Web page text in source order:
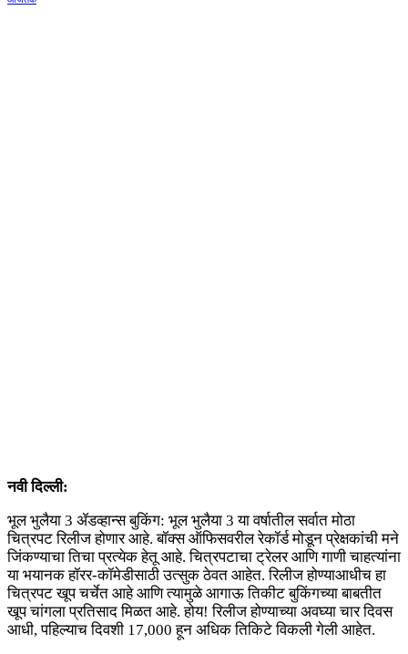
नवी दिल्ली:
भूल भुलैया 3 ॲडव्हान्स बुकिंग: भूल भुलैया 3 या वर्षातील सर्वात मोठा
चित्रपट रिलीज होणार आहे. बॉक्स ऑफिसवरील रेकॉर्ड मोडून प्रेक्षकांची मने
जिंकण्याचा तिचा प्रत्येक हेतू आहे. चित्रपटाचा ट्रेलर आणि गाणी चाहत्यांना
या भयानक हॉरर-कॉमेडीसाठी उत्सुक ठेवत आहेत. रिलीज होण्याआधीच हा
चित्रपट खूप चर्चेत आहे आणि त्यामुळे आगाऊ तिकीट बुकिंगच्या बाबतीत
खूप चांगला प्रतिसाद मिळत आहे. होय! रिलीज होण्याच्या अवघ्या चार दिवस
आधी, पहिल्याच दिवशी 17,000 हून अधिक तिकिटे विकली गेली आहेत.